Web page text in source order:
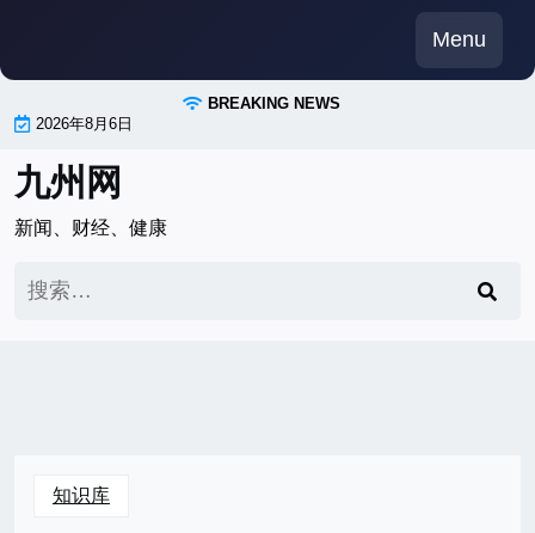
content
Menu
BREAKING NEWS
2026年8月6日
九州网
新闻、财经、健康
索：
知识库